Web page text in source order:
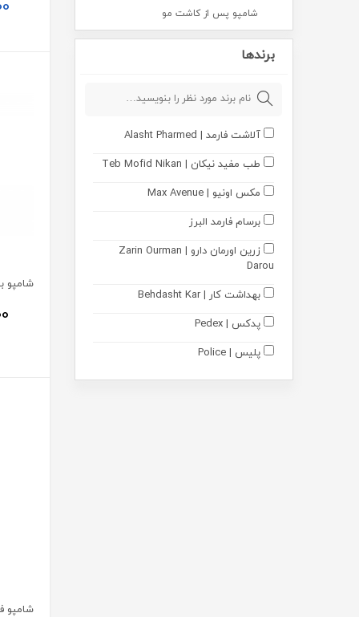
شامپو پس از کاشت مو
پاکسازی و شستشو پوست
دافع حشرات
بهداشت دهان و دندان
گوش پاک کن
محصولات ضد تعریق
برندها
آلاشت فارمد | Alasht Pharmed
طب مفید نیکان | Teb Mofid Nikan
مکس اونیو | Max Avenue
برسام فارمد البرز
زرین اورمان دارو | Zarin Ourman
Darou
بهداشت کار | Behdasht Kar
پدکس | Pedex
پلیس | Police
فورمی | 4Me